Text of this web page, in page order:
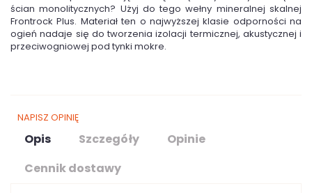
ścian monolitycznych? Użyj do tego wełny mineralnej skalnej
Frontrock Plus. Materiał ten o najwyższej klasie odporności na
ogień nadaje się do tworzenia izolacji termicznej, akustycznej i
przeciwogniowej pod tynki mokre.
NAPISZ OPINIĘ
Opis Szczegóły
Opinie
Cennik dostawy